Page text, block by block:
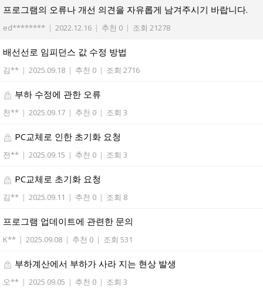
프로그램의 오류나 개선 의견을 자유롭게 남겨주시기 바랍니다.
ed******** | 2022.12.16 | 추천 0 | 조회 21278
배선선로 임피던스 값 수정 방법
김** | 2025.09.18 | 추천 0 | 조회 2716
부하 수정에 관한 오류
천** | 2025.09.17 | 추천 0 | 조회 3
PC교체로 인한 초기화 요청
전** | 2025.09.15 | 추천 0 | 조회 3
PC교체로 초기화 요청
김** | 2025.09.11 | 추천 0 | 조회 8
프로그램 업데이트에 관련한 문의
K** | 2025.09.08 | 추천 0 | 조회 531
부하계산에서 부하가 사라 지는 현상 발생
오** | 2025.09.05 | 추천 0 | 조회 3